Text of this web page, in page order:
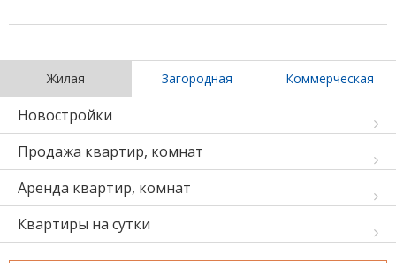
Жилая Загородная Коммерческая
Новостройки
Продажа квартир, комнат
Аренда квартир, комнат
Квартиры на сутки